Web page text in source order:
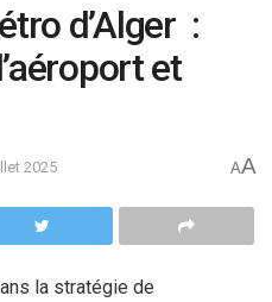
d’Alger :
et
2025 AA
la stratégie de